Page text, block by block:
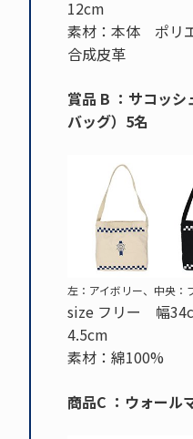
12cm
素材：本体 ポリ
合成皮革
賞品 B ：サコッ
バッグ）5名
左：アイボリー、中央：
size フリー 幅
4.5cm
素材：綿100%
商品C ：ウォー